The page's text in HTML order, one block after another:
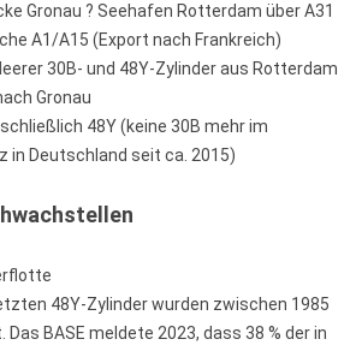
Gronau ? Seehafen Rotterdam über A31
A1/A15 (Export nach Frankreich)
30B- und 48Y-Zylinder aus Rotterdam
Gronau
48Y (keine 30B mehr im
in Deutschland seit ca. 2015)
48Y-Zylinder wurden zwischen 1985
Das BASE meldete 2023, dass 38 % der in